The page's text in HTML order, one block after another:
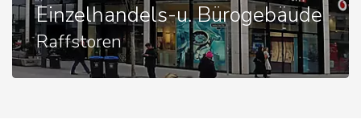
Einzelhandels-u. Bürogebäude
Raffstoren